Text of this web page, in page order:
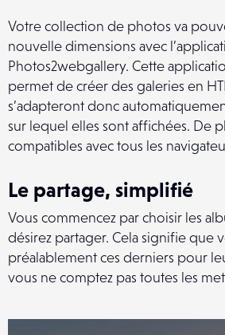
Votre collection de photos va
nouvelle dimensions avec
Photos2webgallery. Cette
permet de créer des galeries en
s’adapteront donc
sur lequel elles sont affichées. De
compatibles avec tous les
Le partage, simplifié
Vous commencez par choisir les
désirez partager. Cela signifie que
préalablement ces derniers pour
vous ne comptez pas toutes les